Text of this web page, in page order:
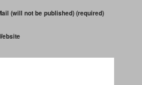
(will not be published) (required)